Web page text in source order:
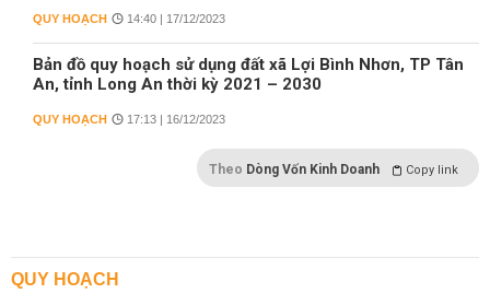
QUY HOẠCH 14:40 | 17/12/2023
Bản đồ quy hoạch sử dụng đất xã Lợi Bình Nhơn, TP Tân
An, tỉnh Long An thời kỳ 2021 – 2030
QUY HOẠCH 17:13 | 16/12/2023
Theo Dòng Vốn Kinh Doanh Copy link
QUY HOẠCH